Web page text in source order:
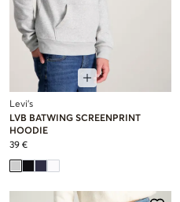
Levi's
LVB BATWING SCREENPRINT
HOODIE
39 €